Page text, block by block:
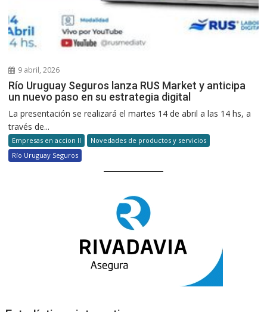
9 abril, 2026
Río Uruguay Seguros lanza RUS Market y anticipa
un nuevo paso en su estrategia digital
La presentación se realizará el martes 14 de abril a las 14 hs, a
través de...
Empresas en accion II
Novedades de productos y servicios
Río Uruguay Seguros